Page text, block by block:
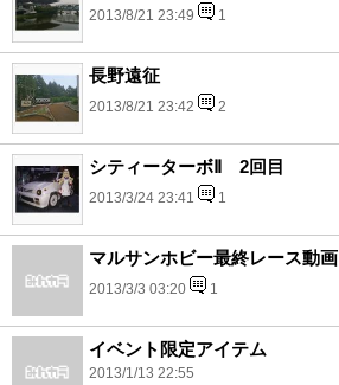
2013/8/21 23:49 1
長野遠征
2013/8/21 23:42 2
シティーターボⅡ 2回目
2013/3/24 23:41 1
マルサンホビー最終レース動画
2013/3/3 03:20 1
イベント限定アイテム
2013/1/13 22:55